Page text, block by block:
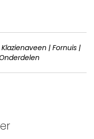
| Fornuis |